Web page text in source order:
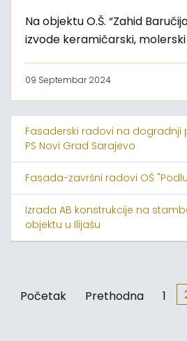
Na objektu O.Š. “Zahid
izvode keramičarski,
09 Septembar 2024
Fasaderski radovi na dogradnji
PS Novi Grad Sarajevo
Fasada-završni radovi OŠ
Izrada AB konstrukcije na
objektu u Ilijašu
Početak Prethodna 1